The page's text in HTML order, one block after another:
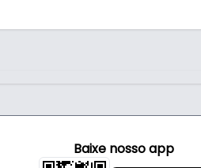
Baixe nosso app